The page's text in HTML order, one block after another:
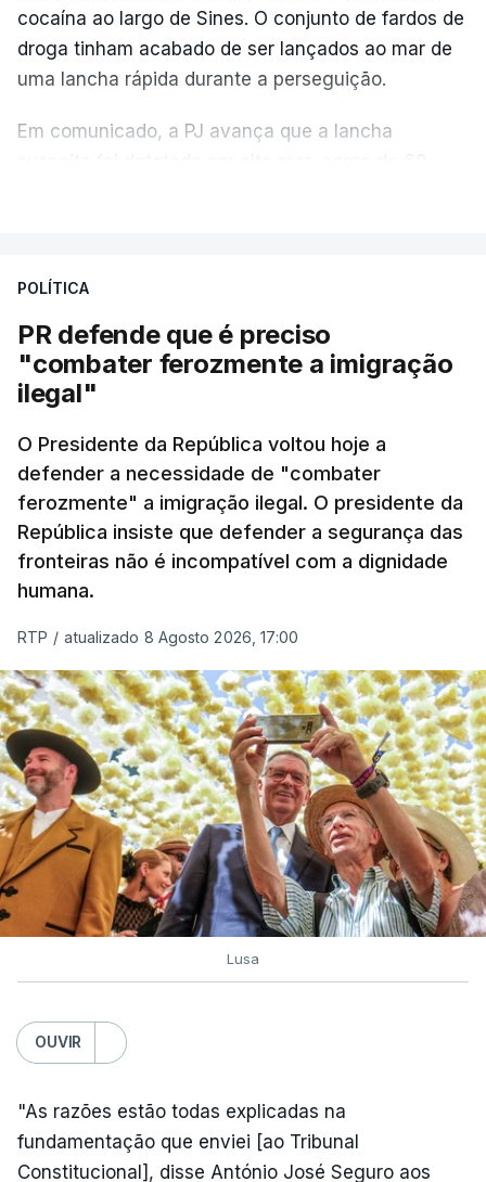
cocaína ao largo de Sines. O conjunto de fardos de
droga tinham acabado de ser lançados ao mar de
uma lancha rápida durante a perseguição.
Em comunicado, a PJ avança que a lancha
desencadeando uma ação de prevenção
articulação com a Marinha, a Autoridade Marítima
Nacional e a Força Aérea.
apreendida mais cocaína até ao momento de que
em todo o ano de 2025.
A ação de prevenção visa a deteção em alto mar
de embarcações de alta velocidade (EAV) que
utilizam a costa nacional para o tráfico de droga.
c/ Lusa
POLÍTICA
PR defende que é preciso
"combater ferozmente a imigração
ilegal"
O Presidente da República voltou hoje a
defender a necessidade de "combater
ferozmente" a imigração ilegal. O presidente da
República insiste que defender a segurança das
fronteiras não é incompatível com a dignidade
humana.
RTP / atualizado 8 Agosto 2026, 17:00
Lusa
OUVIR
"As razões estão todas explicadas na
fundamentação que enviei [ao Tribunal
Constitucional], disse António José Seguro aos